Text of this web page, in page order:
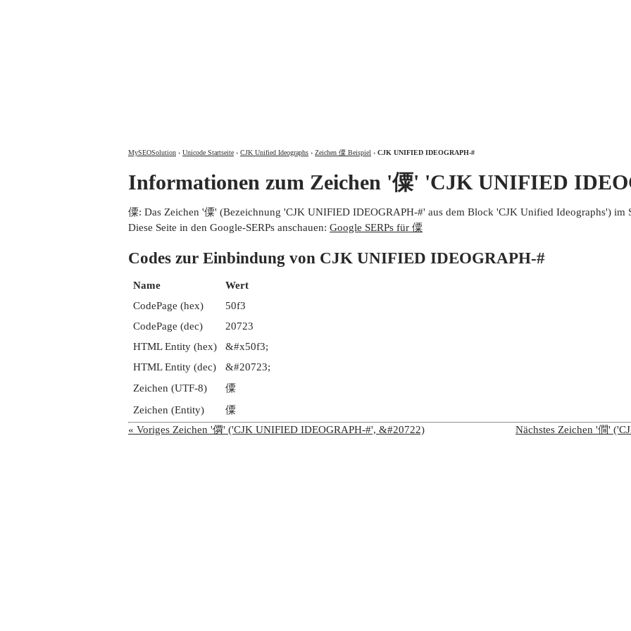
MySEOSolution › Unicode Startseite › CJK Unified Ideographs › Zeichen 僳 Beispiel › CJK UNIFIED IDEOGRAPH-#
Informationen zum Zeichen '僳' 'CJK UNIFIED
僳: Das Zeichen '僳' (Bezeichnung 'CJK UNIFIED IDEOGRAPH-#' aus dem Block 'CJK Unified Ideographs') im
Diese Seite in den Google-SERPs anschauen: Google SERPs für 僳
Codes zur Einbindung von CJK UNIFIED IDEOGRAPH-#
Name
Wert
CodePage (hex)
50f3
CodePage (dec)
20723
HTML Entity (hex)
&#x50f3;
HTML Entity (dec)
&#20723;
Zeichen (UTF-8)
僳
Zeichen (Entity)
僳
« Voriges Zeichen '僲' ('CJK UNIFIED IDEOGRAPH-#', &#20722)
Nächstes Zeichen '僴'